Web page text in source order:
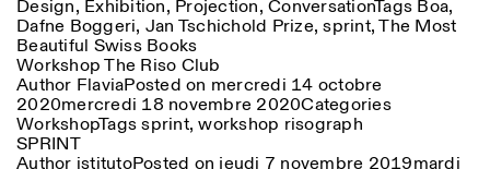
Design, Exhibition, Projection, ConversationTags Boa,
Dafne Boggeri, Jan Tschichold Prize,sprint,The Most
Beautiful Swiss Books
Workshop The Riso Club
Author FlaviaPosted on mercredi 14 octobre
2020mercredi 18 novembre 2020Categories
WorkshopTagssprint,workshop risograph
SPRINT
Author istitutoPosted on jeudi 7 novembre 2019mardi
Photo series documenting Swiss innovation in
architecture, engineering, and materials for sustainable